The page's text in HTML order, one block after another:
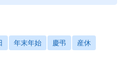
年末年始 慶弔 産休